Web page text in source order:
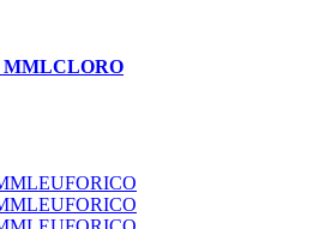
MMLCLORO